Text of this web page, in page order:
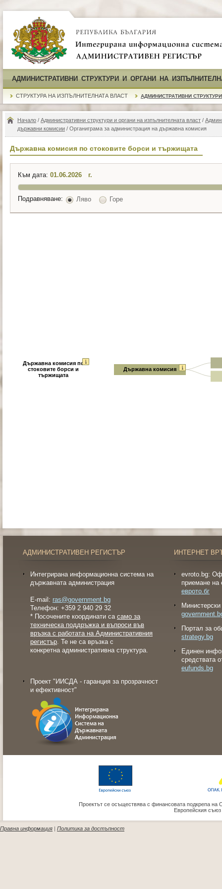
АДМИНИСТРАТИВНИ СТРУКТУРИ И ОРГАНИ НА
СТРУКТУРА НА ИЗПЪЛНИТЕЛНАТА ВЛАСТ АДМИНИСТРАТИВНИ СТРУКТУРИ
Начало / Административни структури и органи на изпълнителната власт /
държавни комисии / Органиграма за администрация на държавна комисия
Държавна комисия по стоковите борси и тържищата
Към дата: г.
Подравняване: Ляво Горе
Държавна комисия по
стоковите борси и
тържищата
Държавна комисия
АДМИНИСТРАТИВЕН РЕГИСТЪР
Интегрирана информационна система на
държавната администрация
E-mail: ras@government.bg
Телефон: +359 2 940 29 32
* Посочените координати са само за
техническа поддръжка и въпроси във
връзка с работата на Административния
регистър. Те не са връзка с
конкретна административна структура.
Проект "ИИСДА - гаранция за прозрачност
и ефективност"
ИНТЕРНЕТ
evroto.bg:
приемане на
еврото.бг
Портал за
strategy.bg
Eдинен
средствата
eufunds.bg
Проектът се осъществява с финансовата подкрепа на
Европейския
Правна информация Политика за достъпност